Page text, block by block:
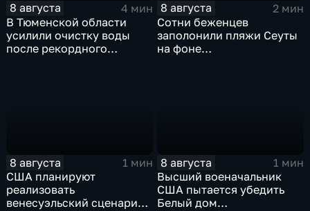
8 августа
4 мин
В Тюменской области
усилили очистку воды
после рекордного
8 августа
2 мин
Сотни беженцев
заполонили пляжи Сеуты
на фоне
8 августа
1 мин
США планируют
реализовать
венесуэльский сценарий
8 августа
1 мин
Высший военачальник
США пытается убедить
Белый дом